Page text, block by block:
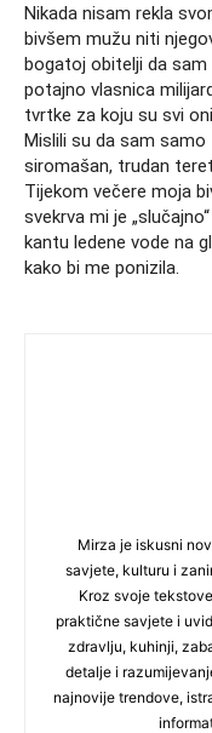
Nikada nisam rekla
bivšem mužu niti
bogatoj obitelji da sam
potajno vlasnica
tvrtke za koju su svi oni
Mislili su da sam samo
siromašan, trudan teret.
Tijekom večere moja
svekrva mi je
kantu ledene vode na
kako bi me ponizila.
Mirza je iskusni
savjete, kulturu i
Kroz svoje
praktične savjete i
zdravlju, kuhinji,
detalje i
najnovije trendove,